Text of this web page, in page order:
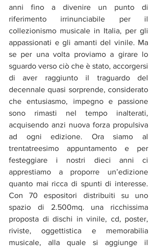
anni fino a divenire un punto di
riferimento irrinunciabile per il
collezionismo musicale in Italia, per gli
appassionati e gli amanti del vinile. Ma
se per una volta proviamo a girare lo
sguardo verso ciò che è stato, accorgersi
di aver raggiunto il traguardo del
decennale quasi sorprende, considerato
che entusiasmo, impegno e passione
sono rimasti nel tempo inalterati,
acquisendo anzi nuova forza propulsiva
ad ogni edizione. Ora siamo al
trentatreesimo appuntamento e per
festeggiare i nostri dieci anni ci
apprestiamo a proporre un’edizione
quanto mai ricca di spunti di interesse.
Con 70 espositori distribuiti su uno
spazio di 2.500mq. una ricchissima
proposta di dischi in vinile, cd, poster,
riviste, oggettistica e memorabilia